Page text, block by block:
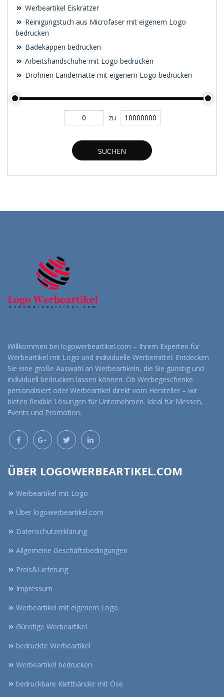
Werbeartikel Eiskratzer
Reinigungstuch aus Microfaser mit eigenem Logo
bedrucken
Badekappen bedrucken
Arbeitshandschuhe mit Logo bedrucken
Drohnen Landematte mit eigenem Logo bedrucken
zu
SUCHEN
Willkommen bei logowerbeartikel.com – Ihrem Experten für
Werbeartikel mit Logo und individuelle Werbemittel. Entdecken
Sie eine große Auswahl an Werbeartikeln, die Sie günstig und
individuell bedrucken lassen können. Ob Werbegeschenke
personalisiert oder Werbeartikel direkt vom Hersteller – wir
bieten flexible Lösungen für Unternehmen. Ideal für Messen,
Events und Promotion.
ÜBER LOGOWERBEARTIKEL.COM
Werbeartikel mit Logo
Über logowerbeartikel.com
Datenschutzerklärung
Allgemeine Geschäftsbedingungen
Preis&Lieferung
Impressum
Werbeartikel mit eigenem Logo
Günstige Werbeartikel
bedruckte Werbeartikel
Werbeartikel bedrucken
bedruckbare Klettbänder mit Öse